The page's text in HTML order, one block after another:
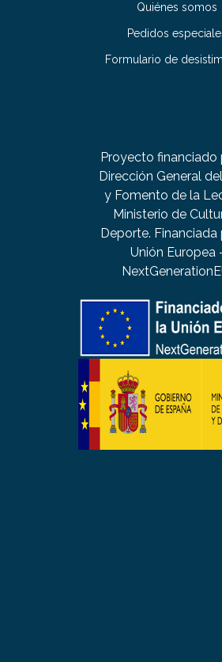
Quiénes somos
Pedidos
Formulario de
Proyecto financiado
Dirección General
y Fomento de la
Ministerio de
Deporte. Financiada
Unión Europea